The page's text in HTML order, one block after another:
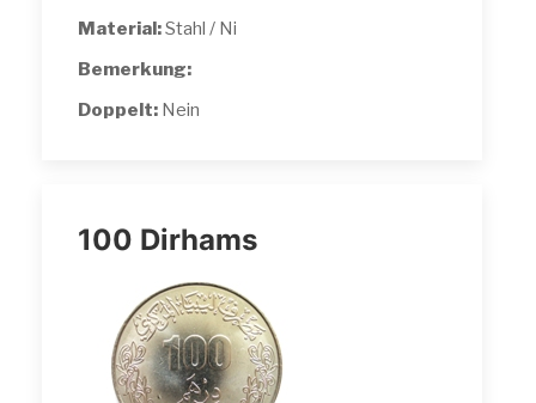
Material:Stahl / Ni
Bemerkung:
Doppelt: Nein
100 Dirhams